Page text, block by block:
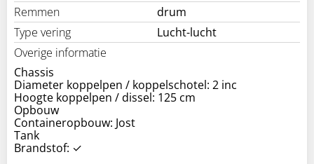
Remmen
drum
Type vering
Lucht-lucht
Overige informatie
Chassis
Diameter koppelpen / koppelschotel: 2 inc
Hoogte koppelpen / dissel: 125 cm
Opbouw
Containeropbouw: Jost
Tank
Brandstof: ✓